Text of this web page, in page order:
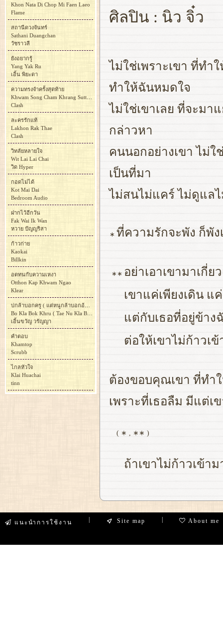
ศิลปิน : นิว จิ๋ว
ไม่ใช่เพราะเขา ที่ทำ
ทำให้ฉันหมดใจ
ไม่ใช่เขาเลย ที่จะมา
กล่าวหา
คนนอกอย่างเขา ไม่
เป็นที่มา
ไม่สนไม่แคร์ ไม่ดูแล
∗ ที่ความรักจะพัง ก็พัง
∗∗ อย่าเอาเขามาเกี่ย
เขาแค่เพียงเดิน แ
แต่กับเธอที่อยู่ข้า
ต่อให้เขาไม่ก้าวเ
ต้องขอบคุณเขา ที่ทำ
เพราะที่เธอลืม มีแต่
( ∗ , ∗∗ )
ถ้าเขาไม่ก้าวเข้า
Khon Nata Di Chop Mi Faen Laeo
Flame
สถานีดวงจันทร์
Sathani Duangchan
วัชราวลี
ยังอยากรู้
Yang Yak Ru
เอิ้น พิยะดา
ความทรงจำครั้งสุดท้าย
Khwam Song Cham Khrang Sutthai
Clash
ละครรักแท้
Lakhon Rak Thae
Clash
วิทลัยหลายใจ
Wit Lai Lai Chai
วิด Hyper
กอดไม่ได้
Kot Mai Dai
Bedroom Audio
ฝากไว้อีกวัน
Fak Wai Ik Wan
หวาย ปัญญริสา
ก้าวก่าย
Kaokai
Billkin
อดทนกับความเหงา
Otthon Kap Khwam Ngao
Klear
Bo Kla Bok Khru ( Tae Nu Kla Bok Ai )
เอิ้นขวัญ วรัญญา
คำตอบ
Khamtop
Scrubb
ไกลหัวใจ
Klai Huachai
tinn
แนะนำการใช้งาน Site map About me